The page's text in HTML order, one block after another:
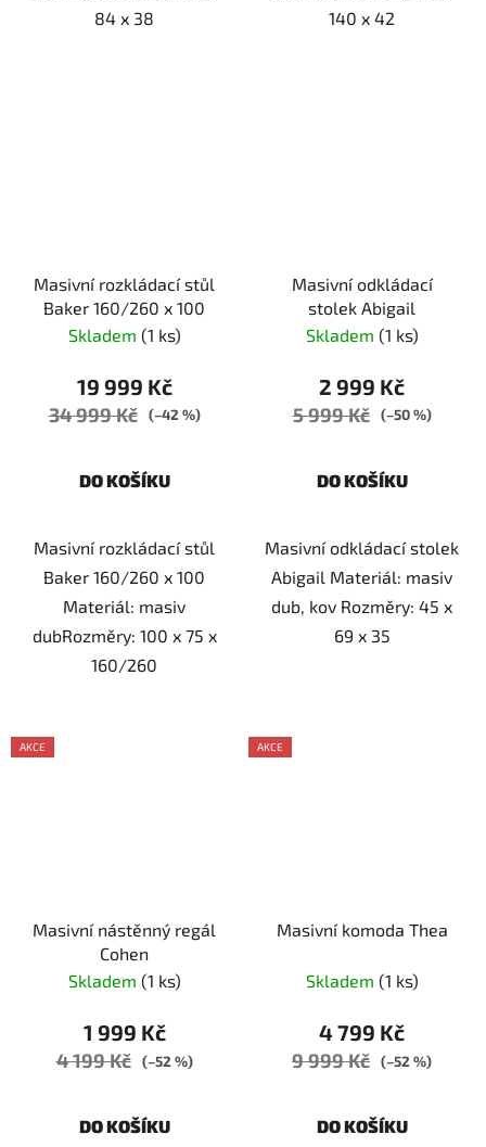
84 x 38
140 x 42
Masivní rozkládací stůl
Baker 160/260 x 100
Skladem (1 ks)
19 999 Kč
34 999 Kč (–42 %)
DO KOŠÍKU
Masivní rozkládací stůl
Baker 160/260 x 100
Materiál: masiv
dubRozměry: 100 x 75 x
160/260
Masivní odkládací
stolek Abigail
Skladem (1 ks)
2 999 Kč
5 999 Kč (–50 %)
DO KOŠÍKU
Masivní odkládací stolek
Abigail Materiál: masiv
dub, kov Rozměry: 45 x
69 x 35
AKCE
Masivní nástěnný regál
Cohen
Skladem (1 ks)
1 999 Kč
4 199 Kč (–52 %)
DO KOŠÍKU
AKCE
Masivní komoda Thea
Skladem (1 ks)
4 799 Kč
9 999 Kč (–52 %)
DO KOŠÍKU